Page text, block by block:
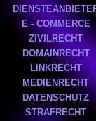
E - COMMERCE
ZIVILRECHT
DOMAINRECHT
LINKRECHT
MEDIENRECHT
DATENSCHUTZ
STRAFRECHT